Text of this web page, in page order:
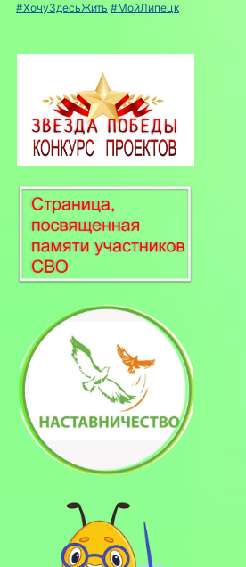
#ХочуЗдесьЖить #МойЛипецк